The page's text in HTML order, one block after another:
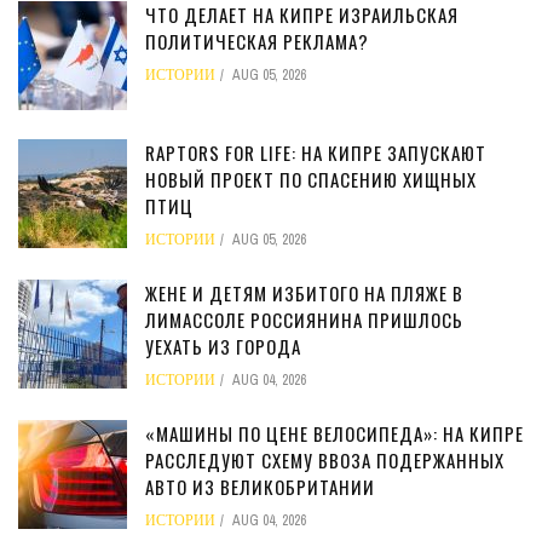
ЧТО ДЕЛАЕТ НА КИПРЕ ИЗРАИЛЬСКАЯ
ПОЛИТИЧЕСКАЯ РЕКЛАМА?
ИСТОРИИ AUG 05, 2026
RAPTORS FOR LIFE: НА КИПРЕ ЗАПУСКАЮТ
НОВЫЙ ПРОЕКТ ПО СПАСЕНИЮ ХИЩНЫХ
ПТИЦ
ИСТОРИИ AUG 05, 2026
ЖЕНЕ И ДЕТЯМ ИЗБИТОГО НА ПЛЯЖЕ В
ЛИМАССОЛЕ РОССИЯНИНА ПРИШЛОСЬ
УЕХАТЬ ИЗ ГОРОДА
ИСТОРИИ AUG 04, 2026
«МАШИНЫ ПО ЦЕНЕ ВЕЛОСИПЕДА»: НА КИПРЕ
РАССЛЕДУЮТ СХЕМУ ВВОЗА ПОДЕРЖАННЫХ
АВТО ИЗ ВЕЛИКОБРИТАНИИ
ИСТОРИИ AUG 04, 2026